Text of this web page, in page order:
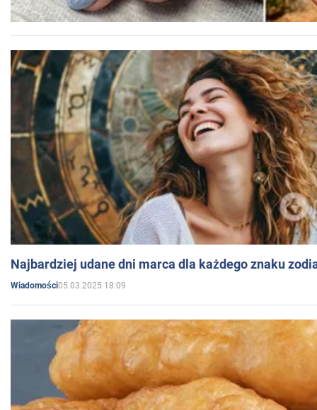
Najbardziej udane dni marca dla każdego znaku
Wiadomości05.03.2025 18:09